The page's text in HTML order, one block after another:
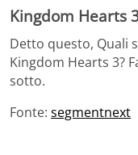
Kingdom Hearts
Detto questo, Quali
Kingdom Hearts 3?
sotto.
Fonte: segmentnext